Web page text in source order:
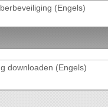
(Engels)
downloaden (Engels)